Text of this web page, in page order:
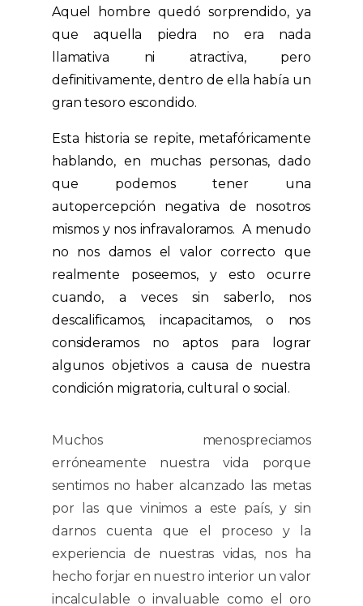
Aquel hombre quedó sorprendido, ya
que aquella piedra no era nada
llamativa ni atractiva, pero
definitivamente, dentro de ella había un
gran tesoro escondido.
Esta historia se repite, metafóricamente
hablando, en muchas personas, dado
que podemos tener una
autopercepción negativa de nosotros
mismos y nos infravaloramos. A menudo
no nos damos el valor correcto que
realmente poseemos, y esto ocurre
cuando, a veces sin saberlo, nos
descalificamos, incapacitamos, o nos
consideramos no aptos para lograr
algunos objetivos a causa de nuestra
condición migratoria, cultural o social.
Muchos menospreciamos
erróneamente nuestra vida porque
sentimos no haber alcanzado las metas
por las que vinimos a este país, y sin
darnos cuenta que el proceso y la
experiencia de nuestras vidas, nos ha
hecho forjar en nuestro interior un valor
incalculable o invaluable como el oro